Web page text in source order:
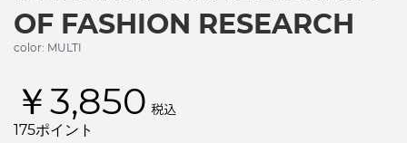
OF FASHION RESEARCH
color: MULTI
￥3,850 税込
175ポイント